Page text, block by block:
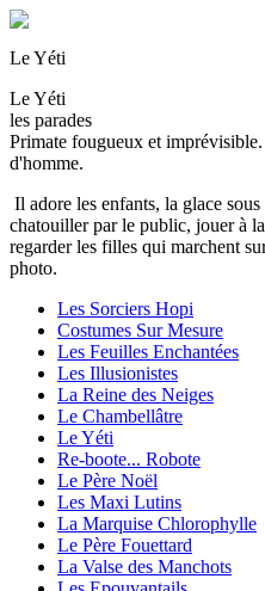
Le Yéti
Le Yéti
les parades
Primate fougueux et
d'homme.
Il adore les enfants, la glace
chatouiller par le public, jouer à
regarder les filles qui marchent
photo.
Les Sorciers Hopi
Costumes Sur Mesure
Les Feuilles Enchantées
Les Illusionistes
La Reine des Neiges
Le Chambellâtre
Le Yéti
Re-boote... Robote
Le Père Noël
Les Maxi Lutins
La Marquise Chlorophylle
Le Père Fouettard
La Valse des Manchots